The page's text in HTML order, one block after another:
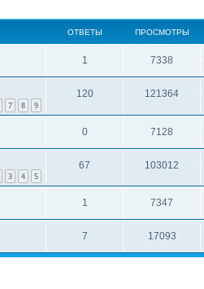
ОТВЕТЫ ПРОСМОТРЫ
1 7338
7 8 9
120 121364
0 7128
3 4 5
67 103012
1 7347
7 17093